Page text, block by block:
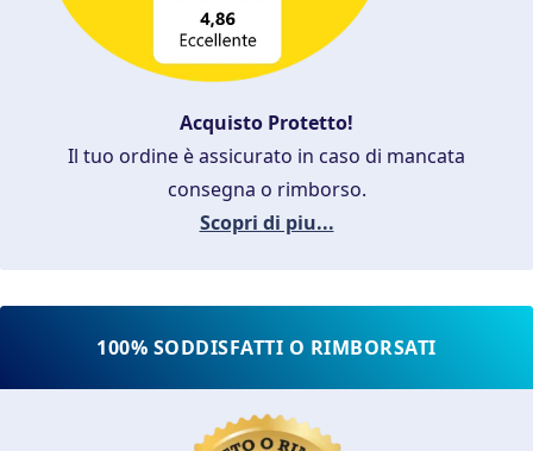
Acquisto Protetto!
Il tuo ordine è assicurato in caso di mancata
consegna o rimborso.
Scopri di piu...
100% SODDISFATTI O RIMBORSATI